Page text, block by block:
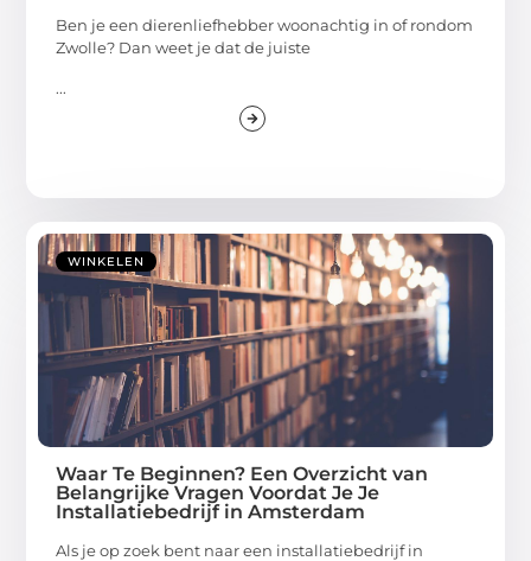
Ben je een dierenliefhebber woonachtig in of rondom
Zwolle? Dan weet je dat de juiste
...
WINKELEN
Waar Te Beginnen? Een Overzicht van
Belangrijke Vragen Voordat Je Je
Installatiebedrijf in Amsterdam
Als je op zoek bent naar een installatiebedrijf in